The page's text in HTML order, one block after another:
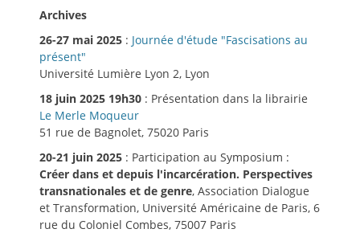
Archives
26-27 mai 2025 : Journée d'étude "Fascisations au
présent"
Université Lumière Lyon 2, Lyon
18 juin 2025 19h30 : Présentation dans la librairie
Le Merle Moqueur
51 rue de Bagnolet, 75020 Paris
20-21 juin 2025 : Participation au Symposium :
Créer dans et depuis l'incarcération. Perspectives
transnationales et de genre, Association Dialogue
et Transformation, Université Américaine de Paris, 6
rue du Coloniel Combes, 75007 Paris